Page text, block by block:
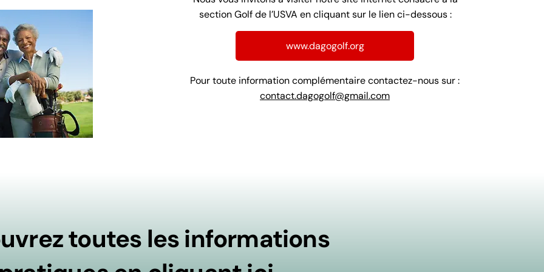
section Golf de l’USVA en cliquant sur le lien ci-dessous :
www.dagogolf.org
Pour toute information complémentaire contactez-nous sur :
contact.dagogolf@gmail.com
toutes les informations